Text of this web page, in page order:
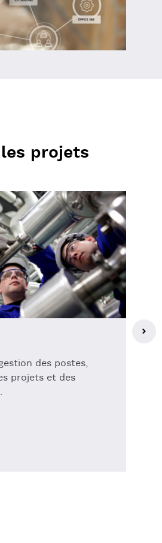
projets
des postes,
projets et des